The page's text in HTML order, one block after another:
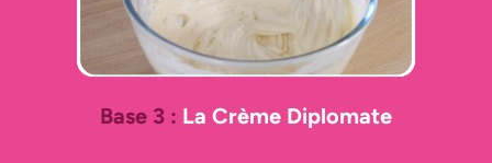
Base 3 : La Crème Diplomate